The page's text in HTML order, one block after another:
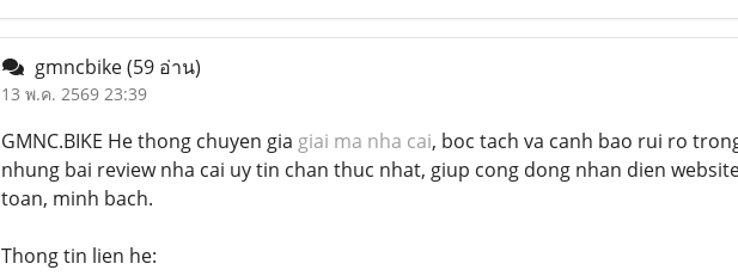
gmncbike(59 อ่าน)
13 พ.ค. 2569 23:39
GMNC.BIKE He thong chuyen gia giai ma nha cai, boc tach va canh bao rui ro
nhung bai review nha cai uy tin chan thuc nhat, giup cong dong nhan dien
toan, minh bach.
Thong tin lien he: